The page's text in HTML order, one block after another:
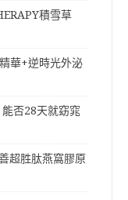
積雪草
華+逆時光外泌
否28天就窈窕
超胜肽燕窩膠原